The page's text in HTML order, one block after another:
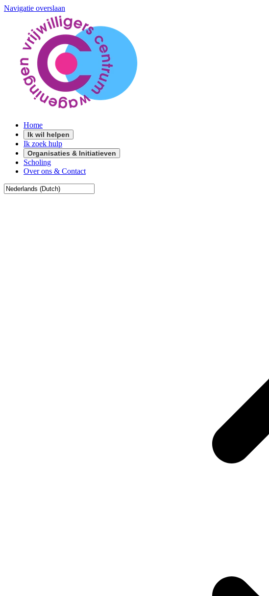
Navigatie overslaan
Home
Ik wil helpen
Ik zoek hulp
Organisaties & Initiatieven
Scholing
Over ons & Contact